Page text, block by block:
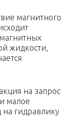
магнитного
жидкости,
на запрос
малое
на гидравлику